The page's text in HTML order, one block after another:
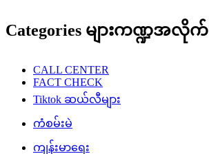
Categories များကဏ္ဍအလိုက်
CALL CENTER
FACT CHECK
Tiktok ဆယ်လီများ
ကံစမ်းမဲ
ကျန်းမာရေး